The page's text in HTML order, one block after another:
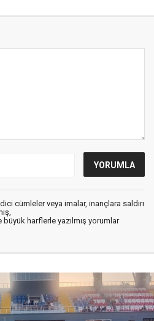
cümleler veya imalar, inançlara saldırı
harflerle yazılmış yorumlar